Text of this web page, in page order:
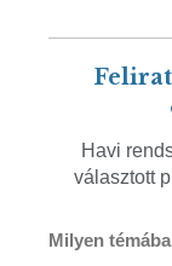
Havi
választott
Milyen